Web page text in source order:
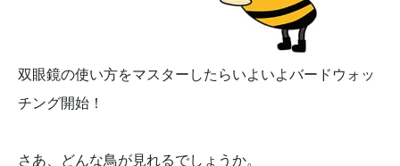
双眼鏡の使い方をマスターしたらいよいよバードウォッ
チング開始！
さあ、どんな鳥が見れるでしょうか。